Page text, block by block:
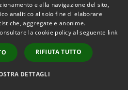
Copyright © 2026 • Comune di
Bardolino • Powered by
Municipium•
Accesso
redazione
e alla navigazione del sito,
analitico al solo fine di elaborare
aggregate e anonime.
la cookie policy al seguente link
RIFIUTA TUTTO
DETTAGLI